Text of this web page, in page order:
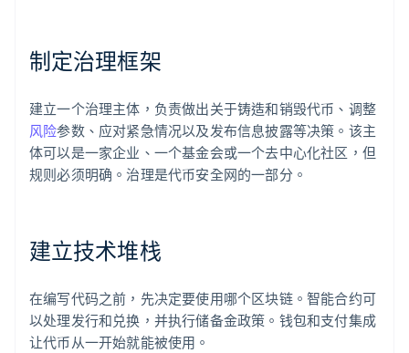
制定治理框架
建立一个治理主体，负责做出关于铸造和销毁代币、调整
风险参数、应对紧急情况以及发布信息披露等决策。该主
体可以是一家企业、一个基金会或一个去中心化社区，但
规则必须明确。治理是代币安全网的一部分。
建立技术堆栈
在编写代码之前，先决定要使用哪个区块链。智能合约可
以处理发行和兑换，并执行储备金政策。钱包和支付集成
让代币从一开始就能被使用。